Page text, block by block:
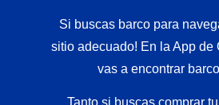
Si buscas barco para
sitio adecuado! En la App de
vas a encontrar
Tanto si buscas comprar